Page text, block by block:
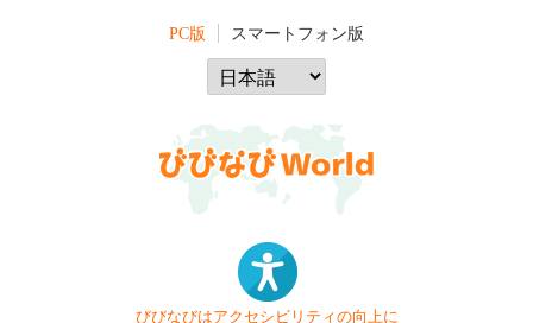
PC版 スマートフォン版
びびなびはアクセシビリティの向上に